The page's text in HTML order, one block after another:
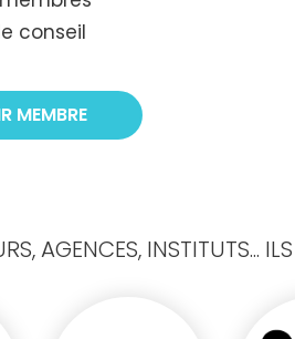
conseil
MEMBRE
AGENCES, INSTITUTS...